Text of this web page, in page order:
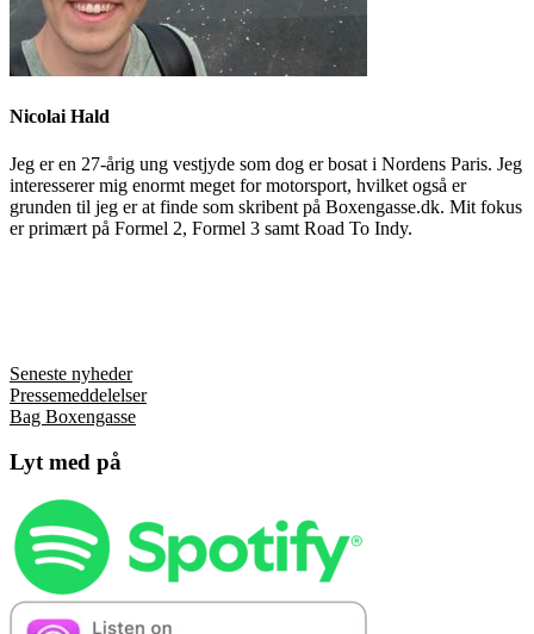
Nicolai Hald
Jeg er en 27-årig ung vestjyde som dog er bosat i Nordens Paris. Jeg
interesserer mig enormt meget for motorsport, hvilket også er
grunden til jeg er at finde som skribent på Boxengasse.dk. Mit fokus
er primært på Formel 2, Formel 3 samt Road To Indy.
Seneste nyheder
Pressemeddelelser
Bag Boxengasse
Lyt med på